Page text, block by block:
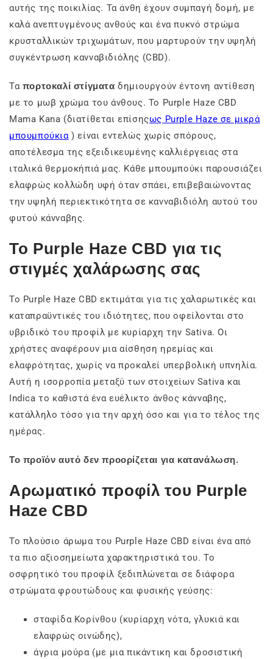
αυτής της ποικιλίας. Τα άνθη έχουν συμπαγή δομή, με
καλά ανεπτυγμένους ανθούς και ένα πυκνό στρώμα
κρυσταλλικών τριχωμάτων, που μαρτυρούν την υψηλή
συγκέντρωση κανναβιδιόλης (CBD).
Τα πορτοκαλί στίγματα δημιουργούν έντονη αντίθεση
με το μωβ χρώμα του άνθους. Το Purple Haze CBD
Mama Kana (διατίθεται επίσηςως Purple Haze σε μικρά
μπουμπούκια) είναι εντελώς χωρίς σπόρους,
αποτέλεσμα της εξειδικευμένης καλλιέργειας στα
ιταλικά θερμοκήπιά μας. Κάθε μπουμπούκι παρουσιάζει
ελαφρώς κολλώδη υφή όταν σπάει, επιβεβαιώνοντας
την υψηλή περιεκτικότητα σε κανναβιδιόλη αυτού του
φυτού κάνναβης.
Το Purple Haze CBD για τις
στιγμές χαλάρωσης σας
Το Purple Haze CBD εκτιμάται για τις χαλαρωτικές και
καταπραϋντικές του ιδιότητες, που οφείλονται στο
υβριδικό του προφίλ με κυρίαρχη την Sativa. Οι
χρήστες αναφέρουν μια αίσθηση ηρεμίας και
ελαφρότητας, χωρίς να προκαλεί υπερβολική υπνηλία.
Αυτή η ισορροπία μεταξύ των στοιχείων Sativa και
Indica το καθιστά ένα ευέλικτο άνθος κάνναβης,
κατάλληλο τόσο για την αρχή όσο και για το τέλος της
ημέρας.
Το προϊόν αυτό δεν προορίζεται για κατανάλωση.
Αρωματικό προφίλ του Purple
Haze CBD
Το πλούσιο άρωμα του Purple Haze CBD είναι ένα από
τα πιο αξιοσημείωτα χαρακτηριστικά του. Το
οσφρητικό του προφίλ ξεδιπλώνεται σε διάφορα
στρώματα φρουτώδους και φυσικής γεύσης:
σταφίδα Κορίνθου (κυρίαρχη νότα, γλυκιά και
ελαφρώς οινώδης),
άγρια μούρα (με μια πικάντικη και δροσιστική